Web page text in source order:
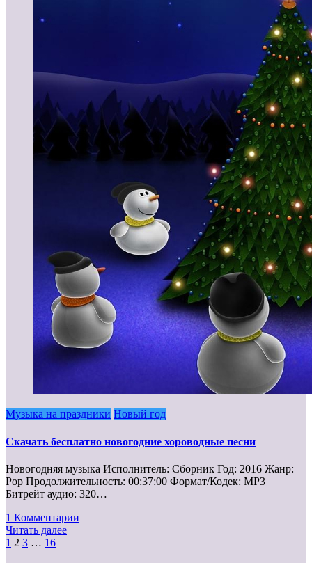
Музыка на праздники Новый год
Скачать бесплатно новогодние хороводные песни
Новогодняя музыка Исполнитель: Сборник Год: 2016 Жанр:
Pop Продолжительность: 00:37:00 Формат/Кодек: MP3
Битрейт аудио: 320…
1 Комментарии
Читать далее
Пагинация
1 2 3 … 16